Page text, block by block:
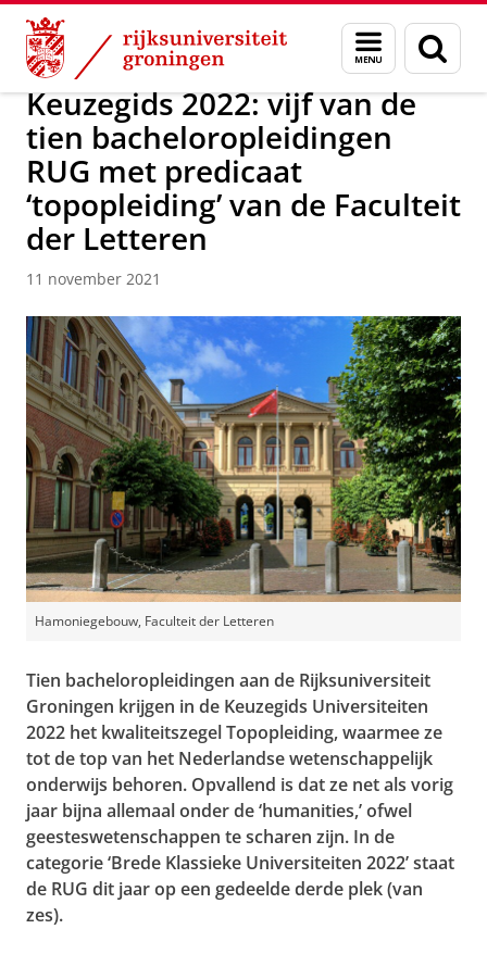
Skip
Content
Skip
Navigation
Menu
en
zoeken
Over ons Actueel
Keuzegids 2022: vijf van de
tien bacheloropleidingen
RUG met predicaat
‘topopleiding’ van de Faculteit
der Letteren
11 november 2021
Hamoniegebouw, Faculteit der Letteren
Tien bacheloropleidingen aan de Rijksuniversiteit
Groningen krijgen in de Keuzegids Universiteiten
2022 het kwaliteitszegel Topopleiding, waarmee ze
tot de top van het Nederlandse wetenschappelijk
onderwijs behoren. Opvallend is dat ze net als vorig
jaar bijna allemaal onder de ‘humanities,’ ofwel
geesteswetenschappen te scharen zijn. In de
categorie ‘Brede Klassieke Universiteiten 2022’ staat
de RUG dit jaar op een gedeelde derde plek (van
zes).